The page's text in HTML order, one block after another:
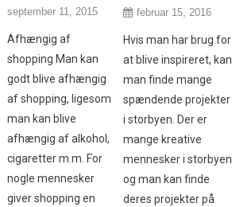
september 11, 2015
Afhængig af
shopping Man kan
godt blive afhængig
af shopping, ligesom
man kan blive
afhængig af alkohol,
cigaretter m.m. For
nogle mennesker
giver shopping en
februar 15, 2016
Hvis man har brug for
at blive inspireret, kan
man finde mange
spændende projekter
i storbyen. Der er
mange kreative
mennesker i storbyen
og man kan finde
deres projekter på